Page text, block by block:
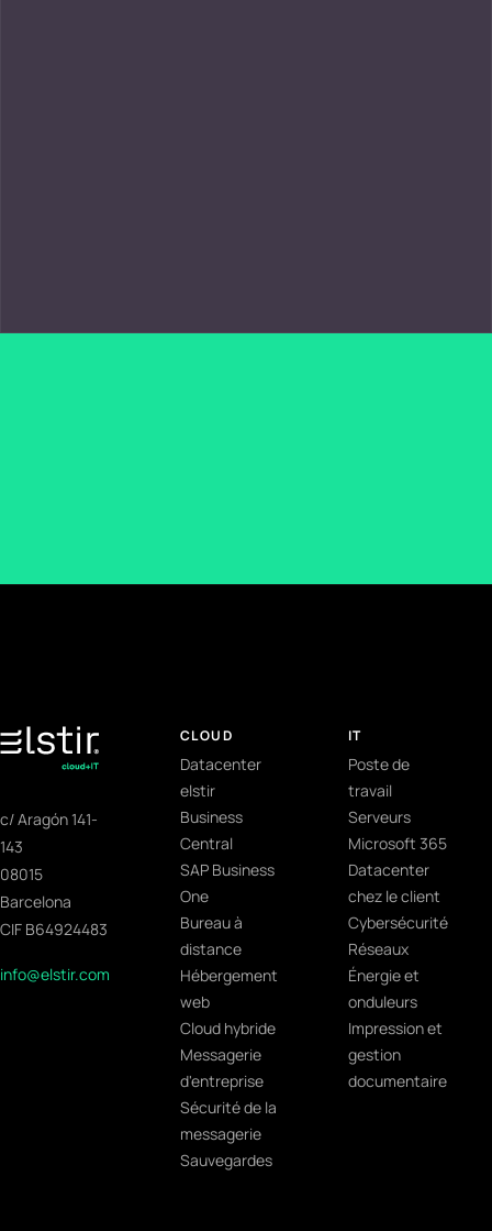
c/ Aragón 141-
143
08015
Barcelona
CIF B64924483
info@elstir.com
CLOUD
Datacenter
elstir
Business
Central
SAP Business
One
Bureau à
distance
Hébergement
web
Cloud hybride
Messagerie
d'entreprise
Sécurité de la
messagerie
Sauvegardes
IT
Poste de
travail
Serveurs
Microsoft 365
Datacenter
chez le client
Cybersécurité
Réseaux
Énergie et
onduleurs
Impression et
gestion
documentaire